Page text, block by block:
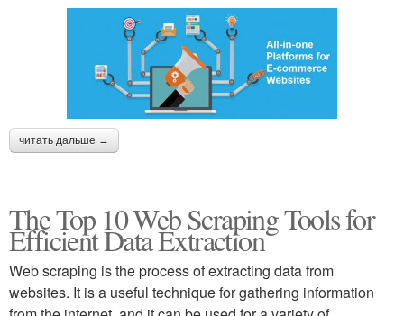
читать дальше →
The Top 10 Web Scraping Tools for
Efficient Data Extraction
Web scraping is the process of extracting data from
websites. It is a useful technique for gathering information